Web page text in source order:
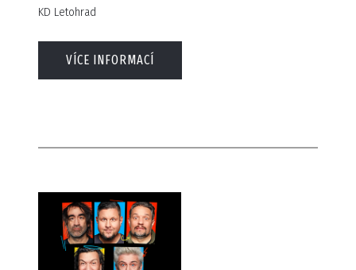
KD Letohrad
VÍCE INFORMACÍ